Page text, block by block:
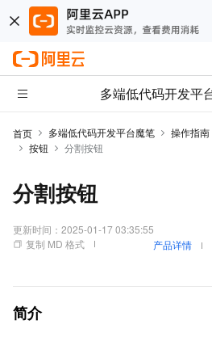
多端低代码开发平
首页 多端低代码开发平台魔笔 操作指南
按钮
分割按钮
分割按钮
更新时间： 2025-01-17 03:35:55
复制 MD 格式
产品详情
简介